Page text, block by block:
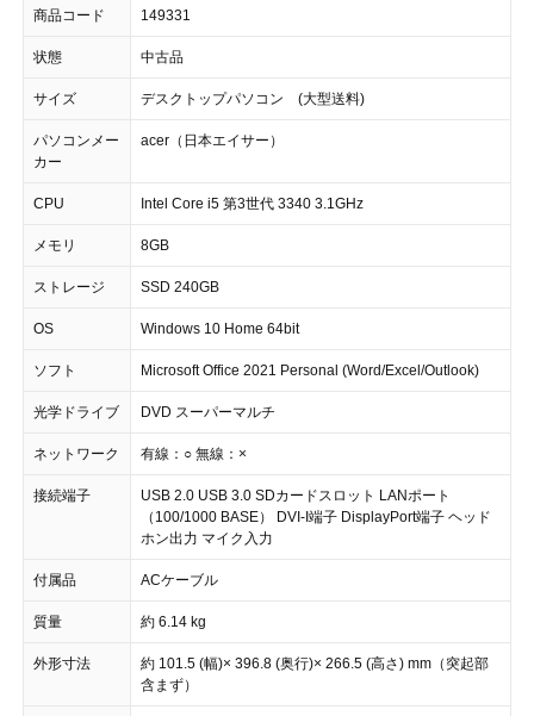
商品コード 149331
状態 中古品
サイズ デスクトップパソコン (大型送料)
パソコンメー
カー
acer（日本エイサー）
CPU Intel Core i5 第3世代 3340 3.1GHz
メモリ 8GB
ストレージ SSD 240GB
OS Windows 10 Home 64bit
ソフト Microsoft Office 2021 Personal (Word/Excel/Outlook)
光学ドライブ DVD スーパーマルチ
ネットワーク 有線：○ 無線：×
接続端子
USB 2.0 USB 3.0 SDカードスロット LANポート
（100/1000 BASE） DVI-I端子 DisplayPort端子 ヘッド
ホン出力 マイク入力
付属品 ACケーブル
質量 約 6.14 kg
外形寸法
約 101.5 (幅)× 396.8 (奥行)× 266.5 (高さ) mm（突起部
含まず）